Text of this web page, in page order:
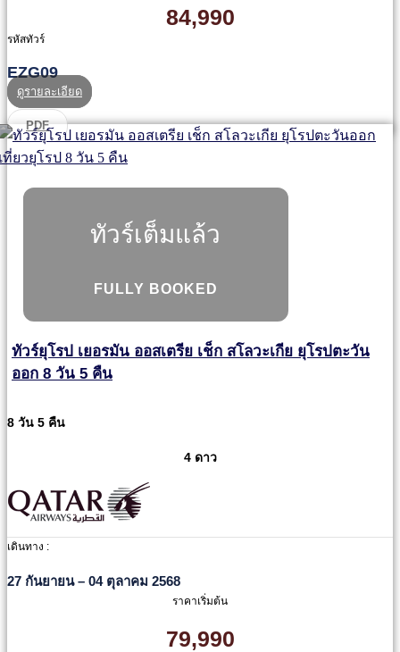
84,990
รหัสทัวร์
EZG09
ดูรายละเอียด
PDF
ทัวร์เต็มแล้ว
FULLY BOOKED
ทัวร์ยุโรป เยอรมัน ออสเตรีย เช็ก สโลวะเกีย ยุโรปตะวัน
ออก 8 วัน 5 คืน
8 วัน 5 คืน
4 ดาว
เดินทาง :
27 กันยายน – 04 ตุลาคม 2568
ราคาเริ่มต้น
79,990